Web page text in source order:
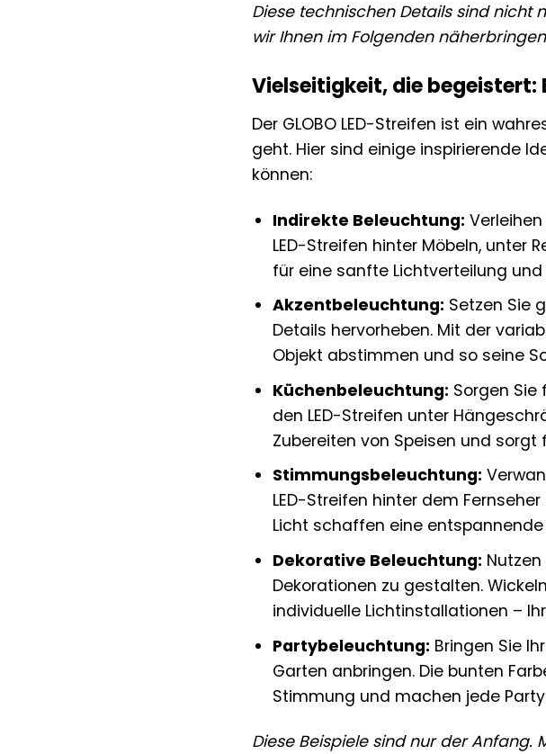
Diese technischen Details sind nicht
wir Ihnen im Folgenden
Vielseitigkeit, die begeistert:
Der GLOBO LED-Streifen ist ein
geht. Hier sind einige inspirierende
können:
Indirekte Beleuchtung:
LED-Streifen hinter Möbeln, unter
für eine sanfte Lichtverteilung
Akzentbeleuchtung: Setzen Sie
Details hervorheben. Mit der
Objekt abstimmen und so seine
Küchenbeleuchtung: Sorgen
den LED-Streifen unter
Zubereiten von Speisen und sorgt
Stimmungsbeleuchtung:
LED-Streifen hinter dem
Licht schaffen eine
Dekorative Beleuchtung:
Dekorationen zu gestalten.
individuelle Lichtinstallationen –
Partybeleuchtung: Bringen Sie
Garten anbringen. Die bunten
Stimmung und machen jede
Diese Beispiele sind nur der Anfang.